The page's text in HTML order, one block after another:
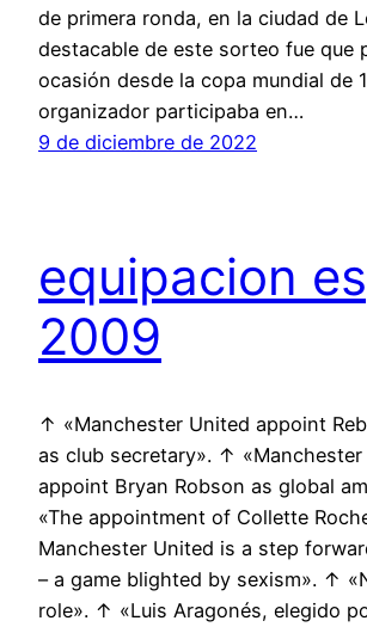
de primera ronda, en la ciudad de
destacable de este sorteo fue que
ocasión desde la copa mundial de
organizador participaba en…
9 de diciembre de 2022
equipacion
2009
↑ «Manchester United appoint
as club secretary». ↑ «Manchester
appoint Bryan Robson as global
«The appointment of Collette
Manchester United is a step
– a game blighted by sexism». ↑
role». ↑ «Luis Aragonés, elegido